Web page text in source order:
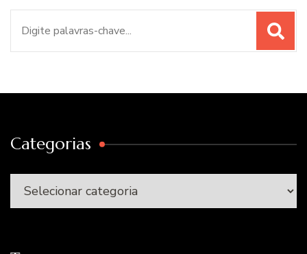
Categorias
Categorias